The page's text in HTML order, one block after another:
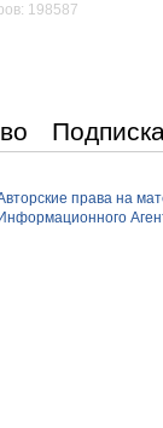
198587
права на
Информационного